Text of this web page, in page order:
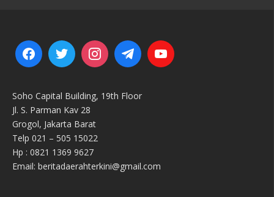
Soho Capital Building, 19th Floor
Jl. S. Parman Kav 28
Grogol, Jakarta Barat
Telp 021 – 505 15022
Hp : 0821 1369 9627
Email: beritadaerahterkini@gmail.com